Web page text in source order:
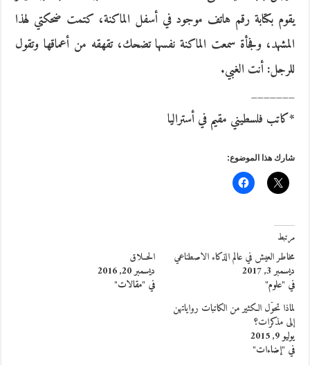
يقوم بكتابة رقم هاتف موجود في أسفل الماكنة، كتمت ضحكتي لهذا
المشهد، وفجأة سمعت الماكنة نفسها تضحك، تقهقه من أعماقها وتقول
للرجل: أنت الغبي.
_______
*كاتب فلسطيني مقيم في أستراليا
شارك هذا الموضوع:
مرتبط
مخاطر العيش في عالم الذكاء الاصطناعي
ديسمبر 3, 2017
في "علوم"
الحــلاق
ديسمبر 20, 2016
في "مقالات"
لماذا تحوّل الكثير من الكاتبات رواياتهن
إلى مذكرات؟
يوليو 9, 2015
في "إضاءات"